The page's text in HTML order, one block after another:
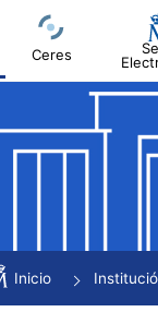
Ceres
Mostra/Amaga
Mostra/Amaga
Inicio Institució